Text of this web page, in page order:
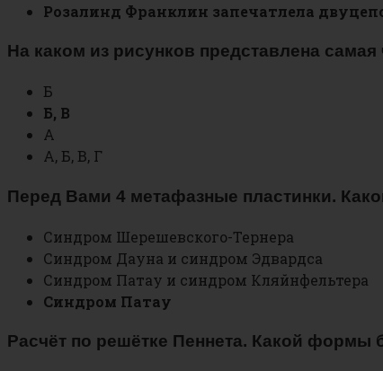
Розалинд Франклин запечатлела
На каком из рисунков представлена
Б
Б, В
А
А, Б, В, Г
Перед Вами 4 метафазные пластинки.
Синдром Шерешевского-Тернера
Синдром Дауна и синдром Эдвардса
Синдром Патау и синдром Кляйнфельтера
Синдром Патау
Расчёт по решётке Пеннета. Какой формы